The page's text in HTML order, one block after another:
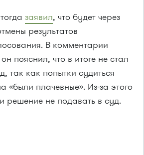
заявил, что будет через
результатов
В комментарии
пояснил, что в итоге не стал
так как попытки судиться
плачевные». Из-за этого
решение не подавать в суд.